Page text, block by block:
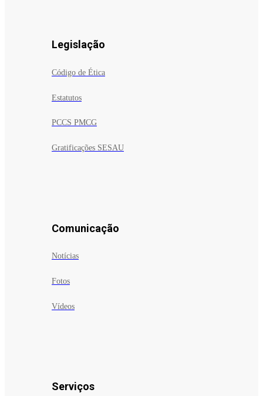
Legislação
Código de Ética
Estatutos
PCCS PMCG
Gratificações SESAU
Comunicação
Notícias
Fotos
Vídeos
Serviços